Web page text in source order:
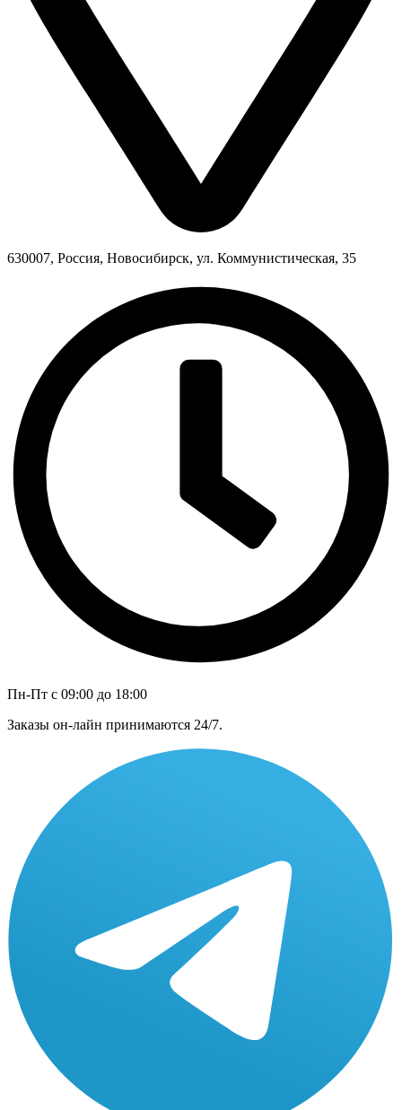
630007, Россия, Новосибирск, ул. Коммунистическая, 35
Пн-Пт с 09:00 до 18:00
Заказы он-лайн принимаются 24/7.